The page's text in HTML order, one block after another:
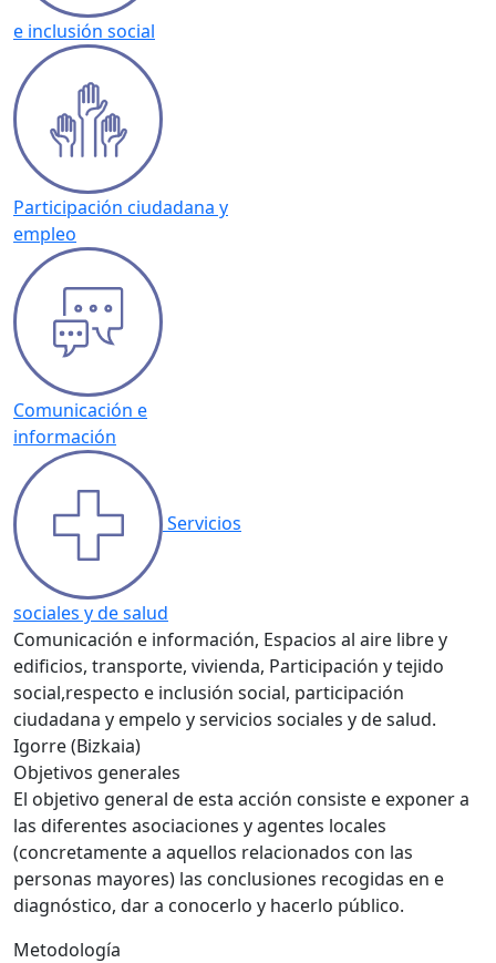
e inclusión social
Participación ciudadana y
empleo
Comunicación e
información
Servicios
sociales y de salud
Comunicación e información, Espacios al aire libre y
edificios, transporte, vivienda, Participación y tejido
social,respecto e inclusión social, participación
ciudadana y empelo y servicios sociales y de salud.
Igorre (Bizkaia)
Objetivos generales
El objetivo general de esta acción consiste e exponer a
las diferentes asociaciones y agentes locales
(concretamente a aquellos relacionados con las
personas mayores) las conclusiones recogidas en e
diagnóstico, dar a conocerlo y hacerlo público.
Metodología